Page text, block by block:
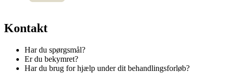
Kontakt
Har du spørgsmål?
Er du bekymret?
Har du brug for hjælp under dit behandlingsforløb?